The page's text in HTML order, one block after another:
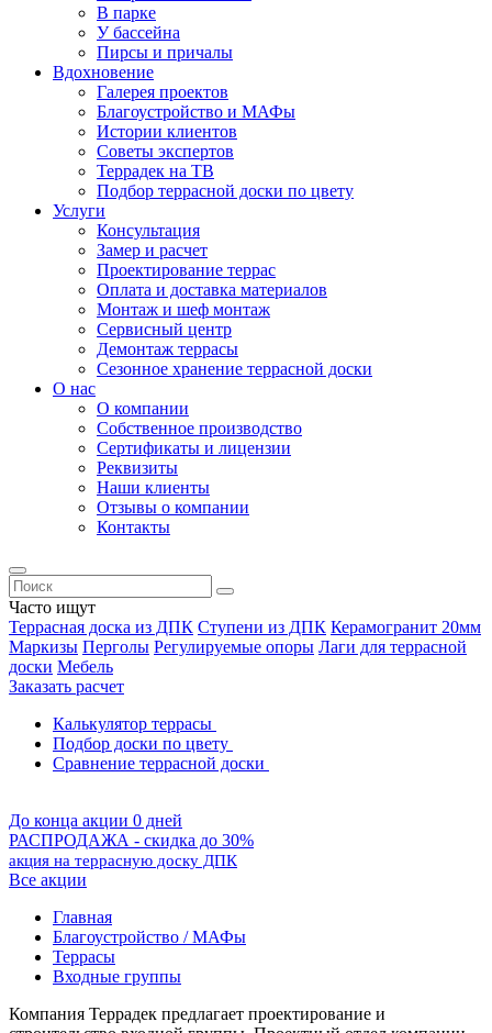
В парке
У бассейна
Пирсы и причалы
Вдохновение
Галерея проектов
Благоустройство и МАФы
Истории клиентов
Советы экспертов
Террадек на ТВ
Подбор террасной доски по цвету
Услуги
Консультация
Замер и расчет
Проектирование террас
Оплата и доставка материалов
Монтаж и шеф монтаж
Сервисный центр
Демонтаж террасы
Сезонное хранение террасной доски
О нас
О компании
Собственное производство
Сертификаты и лицензии
Реквизиты
Наши клиенты
Отзывы о компании
Контакты
Часто ищут
Террасная доска из ДПК Ступени из ДПК Керамогранит 20мм
Маркизы Перголы Регулируемые опоры Лаги для террасной
доски Мебель
Заказать расчет
Калькулятор террасы
Подбор доски по цвету
Сравнение террасной доски
До конца акции 0 дней
РАСПРОДАЖА - скидка до 30%
акция на террасную доску ДПК
Все акции
Главная
Благоустройство / МАФы
Террасы
Входные группы
Компания Террадек предлагает проектирование и